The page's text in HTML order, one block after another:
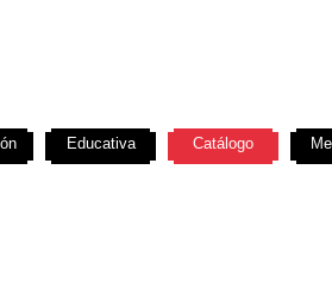
Educativa Catálogo